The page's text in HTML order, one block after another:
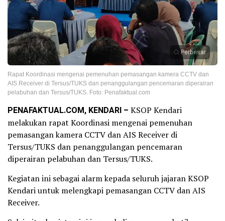
Perbesar
Rapat Koordinasi mengenai pemenuhan pemasangan kamera CCTV dan
AIS Receiver di Tersus/TUKS dan penanggulangan pencemaran diperairan
pelabuhan dan Tersus/TUKS. Foto: Penafaktual.com
PENAFAKTUAL.COM, KENDARI – KSOP Kendari
melakukan rapat Koordinasi mengenai pemenuhan
pemasangan kamera CCTV dan AIS Receiver di
Tersus/TUKS dan penanggulangan pencemaran
diperairan pelabuhan dan Tersus/TUKS.
Kegiatan ini sebagai alarm kepada seluruh jajaran KSOP
Kendari untuk melengkapi pemasangan CCTV dan AIS
Receiver.